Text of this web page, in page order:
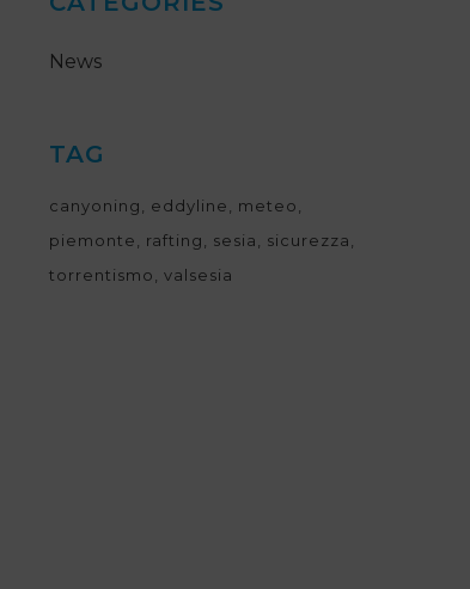
News
TAG
canyoning eddyline
meteo
piemonte
rafting sesia
sicurezza
torrentismo
valsesia